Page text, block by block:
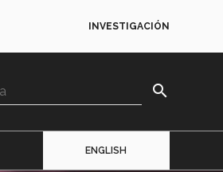
INVESTIGACIÓN
search
ENGLISH